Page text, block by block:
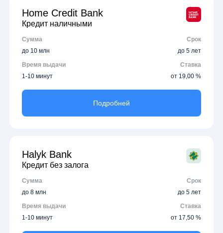
Home Credit Bank
Кредит наличными
Сумма
Срок
до 10 млн
до 5 лет
Время выдачи
Ставка
1-10 минут
от 19,00 %
Подробней
Halyk Bank
Кредит без залога
Сумма
Срок
до 8 млн
до 5 лет
Время выдачи
Ставка
1-10 минут
от 17,50 %